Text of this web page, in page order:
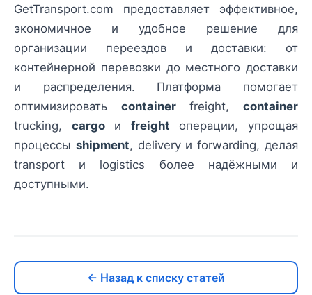
GetTransport.com предоставляет эффективное,
экономичное и удобное решение для
организации переездов и доставки: от
контейнерной перевозки до местного доставки
и распределения. Платформа помогает
оптимизировать containerfreight,container
trucking, cargoи freight операции, упрощая
процессы shipment, delivery и forwarding, делая
transport и logistics более надёжными и
доступными.
← Назад к списку статей